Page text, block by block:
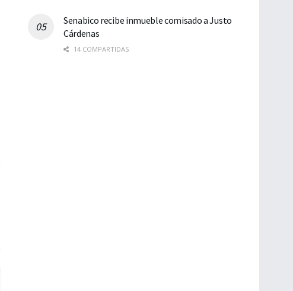
Senabico recibe inmueble comisado a Justo
Cárdenas
14 COMPARTIDAS